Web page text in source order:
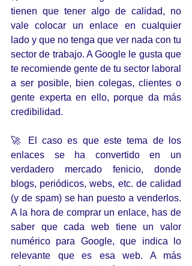
tienen que tener algo de calidad, no
vale colocar un enlace en cualquier
lado y que no tenga que ver nada con tu
sector de trabajo. A Google le gusta que
te recomiende gente de tu sector laboral
a ser posible, bien colegas, clientes o
gente experta en ello, porque da más
credibilidad.
🚀 El caso es que este tema de los
enlaces se ha convertido en un
verdadero mercado fenicio, donde
blogs, periódicos, webs, etc. de calidad
(y de spam) se han puesto a venderlos.
A la hora de comprar un enlace, has de
saber que cada web tiene un valor
numérico para Google, que indica lo
relevante que es esa web. A más